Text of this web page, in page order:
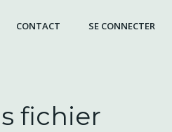
CONTACT SE CONNECTER
fichier